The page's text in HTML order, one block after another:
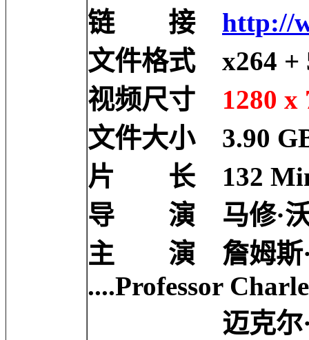
链 接 http://
文件格式 x264 +
视频尺寸 1280 x
文件大小 3.90
片 长 132
导 演 马修·沃
主 演 詹姆斯·
....Professor
迈克尔·法斯